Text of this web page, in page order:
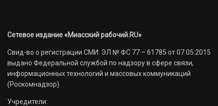
Сетевое издание «Миасский рабочий.RU»
Свид-во о регистрации СМИ: ЭЛ № ФС 77 – 61785 от 07.05.2015
выдано Федеральной службой по надзору в сфере связи,
информационных технологий и массовых коммуникаций
(Роскомнадзор)
Учредители: